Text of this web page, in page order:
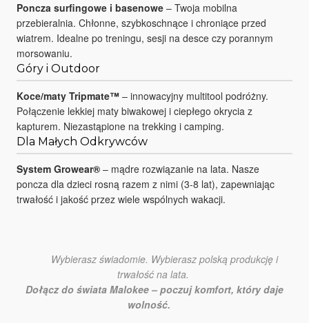
Poncza surfingowe i basenowe – Twoja mobilna
przebieralnia. Chłonne, szybkoschnące i chroniące przed
wiatrem. Idealne po treningu, sesji na desce czy porannym
morsowaniu.
Góry i Outdoor
Koce/maty Tripmate™ – innowacyjny multitool podróżny.
Połączenie lekkiej maty biwakowej i ciepłego okrycia z
kapturem. Niezastąpione na trekking i camping.
Dla Małych Odkrywców
System Growear® – mądre rozwiązanie na lata. Nasze
poncza dla dzieci rosną razem z nimi (3-8 lat), zapewniając
trwałość i jakość przez wiele wspólnych wakacji.
Wybierasz świadomie. Wybierasz polską produkcję i
trwałość na lata.
Dołącz do świata Malokee – poczuj komfort, który daje
wolność.